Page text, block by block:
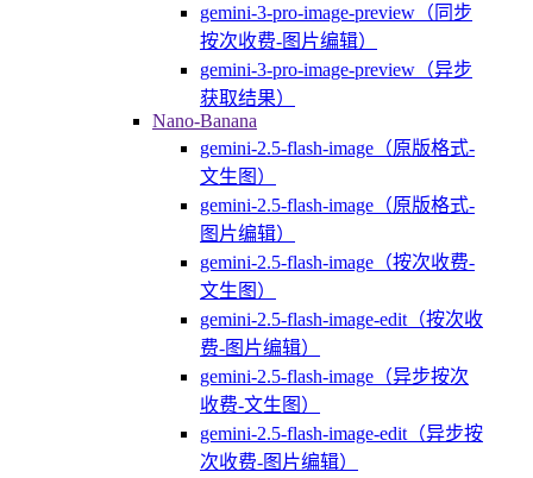
gemini-3-pro-image-preview（同步
按次收费-图片编辑）
gemini-3-pro-image-preview（异步
获取结果）
Nano-Banana
gemini-2.5-flash-image（原版格式-
文生图）
gemini-2.5-flash-image（原版格式-
图片编辑）
gemini-2.5-flash-image（按次收费-
文生图）
gemini-2.5-flash-image-edit（按次收
费-图片编辑）
gemini-2.5-flash-image（异步按次
收费-文生图）
gemini-2.5-flash-image-edit（异步按
次收费-图片编辑）